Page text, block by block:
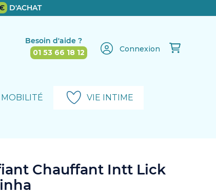
D'ACHAT
Besoin d'aide ?
01 53 66 18 12
Connexion
MOBILITÉ VIE INTIME
Chauffant Intt Lick